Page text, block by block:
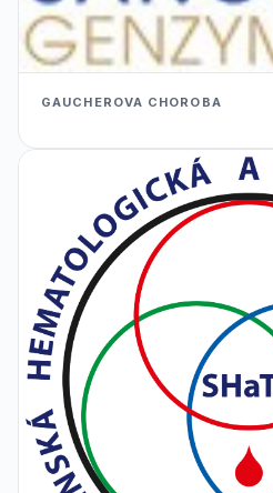
GAUCHEROVA CHOROBA